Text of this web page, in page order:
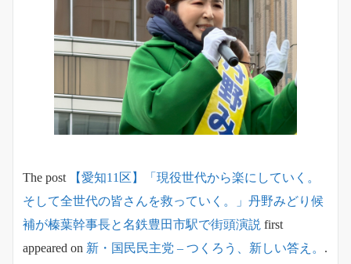
The post
【愛知11区】「現役世代から楽にしていく。
そして全世代の皆さんを救っていく。」丹野みどり候
補が榛葉幹事長と名鉄豊田市駅で街頭演説 first
appeared on 新・国民民主党 – つくろう、新しい答え。 .